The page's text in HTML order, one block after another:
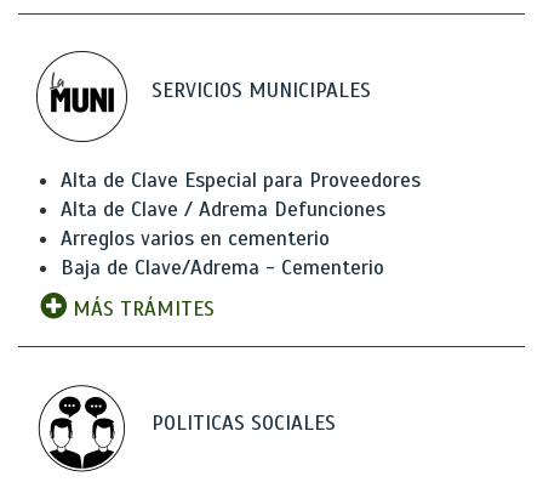
SERVICIOS MUNICIPALES
Alta de Clave Especial para Proveedores
Alta de Clave / Adrema Defunciones
Arreglos varios en cementerio
Baja de Clave/Adrema - Cementerio
MÁS TRÁMITES
POLITICAS SOCIALES